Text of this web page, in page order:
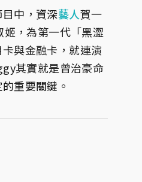
目中，資深藝人賀一
，為第一代「黑澀
與金融卡，就連演
其實就是曾治豪命
重要關鍵。